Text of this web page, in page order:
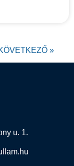
»
u. 1.